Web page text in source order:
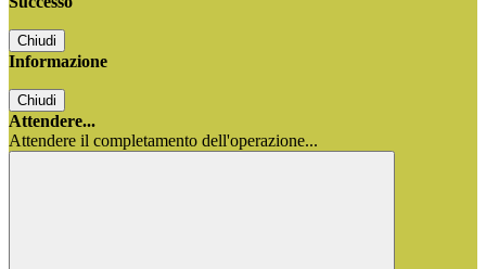
Chiudi
Informazione
Chiudi
Attendere...
Attendere il completamento dell'operazione...